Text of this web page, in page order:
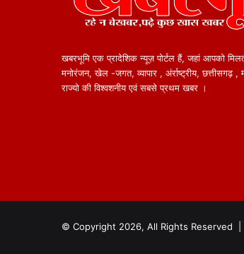
खबरभूमि एक प्रादेशिक न्यूज़ पोर्टल हैं, जहां आपको
मनोरंजन, खेल -जगत, व्यापार , अंर्राष्ट्रीय, छत्तीसगढ़ ,
राज्यो की विश्वशनीय एवं सबसे प्रथम खबर ।
© Copyright 2026, All Rights Reserved |